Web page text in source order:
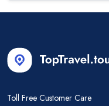
Toll Free Customer Care